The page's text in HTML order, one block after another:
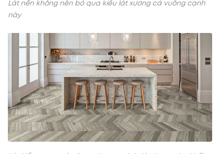
Lát nền không nên bỏ qua kiểu lát xương cá vuông cạnh
này